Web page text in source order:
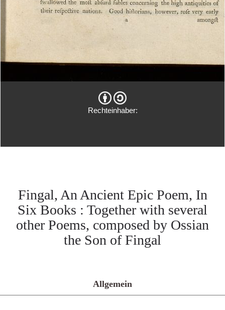
Rechteinhaber:
Fingal, An Ancient Epic Poem, In
Six Books : Together with several
other Poems, composed by Ossian
the Son of Fingal
Allgemein